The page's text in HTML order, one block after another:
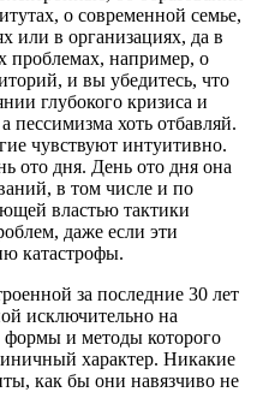
о современной семье,
или в организациях, да в
проблемах, например, о
и вы убедитесь, что
глубокого кризиса и
пессимизма хоть отбавляй.
чувствуют интуитивно.
ото дня. День ото дня она
в том числе и по
властью тактики
даже если эти
катастрофы.
за последние 30 лет
исключительно на
формы и методы которого
характер. Никакие
как бы они навязчиво не